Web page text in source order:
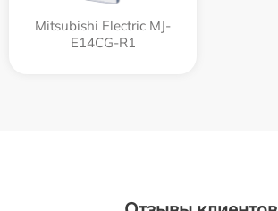
Mitsubishi Electric MJ-
E14CG-R1